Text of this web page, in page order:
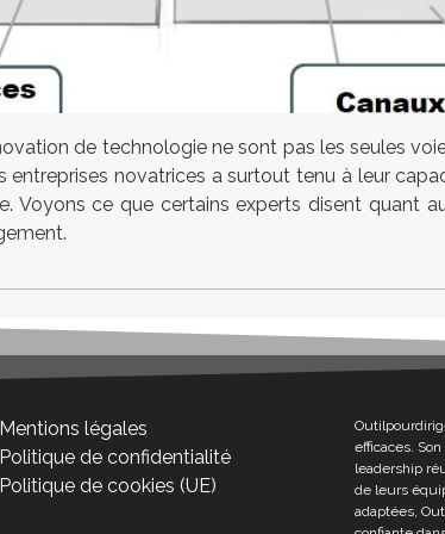
de technologie ne sont pas les seules
novatrices a surtout tenu à leur
Voyons ce que certains experts disent quant
Mentions légales
Politique de confidentialité
Politique de cookies (UE)
efficaces.
leadership
de leurs
adaptées,